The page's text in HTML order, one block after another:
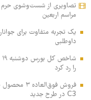
تصاویری از شست‌وشوی حرم
مراسم اربعین
یک تجربه متفاوت برای
داوطلبی
را رد کرد
فروش
C3 در طرح جدید